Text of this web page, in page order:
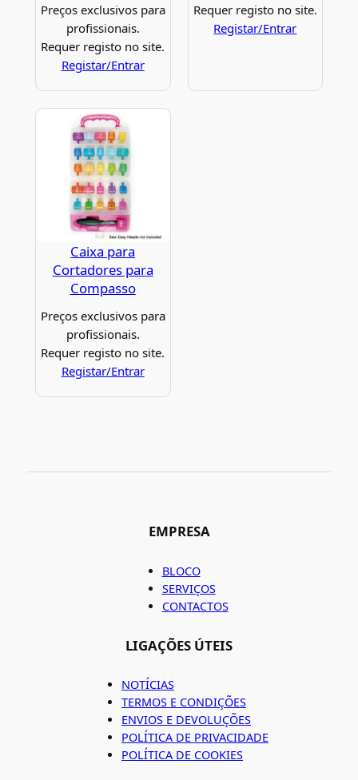
Preços exclusivos para
profissionais.
Requer registo no site.
Registar/Entrar
Requer registo no site.
Registar/Entrar
Caixa para
Cortadores para
Compasso
Preços exclusivos para
profissionais.
Requer registo no site.
Registar/Entrar
EMPRESA
BLOCO
SERVIÇOS
CONTACTOS
LIGAÇÕES ÚTEIS
NOTÍCIAS
TERMOS E CONDIÇÕES
ENVIOS E DEVOLUÇÕES
POLÍTICA DE PRIVACIDADE
POLÍTICA DE COOKIES